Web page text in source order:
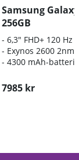
Samsung Galaxy
256GB
- 6,3" FHD+ 120 Hz
- Exynos 2600
-4300 mAh-batteri
7985 kr